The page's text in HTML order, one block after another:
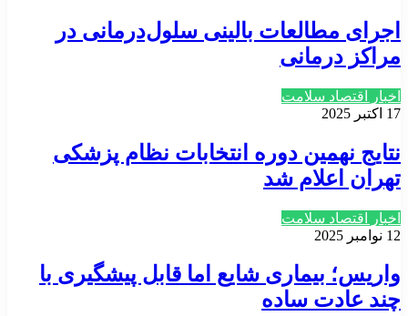
اجرای مطالعات بالینی سلول‌درمانی در
مراکز درمانی
اخبار اقتصاد سلامت
17 اکتبر 2025
نتایج نهمین دوره انتخابات نظام پزشکی
تهران اعلام شد
اخبار اقتصاد سلامت
12 نوامبر 2025
واریس؛ بیماری شایع اما قابل پیشگیری با
چند عادت ساده